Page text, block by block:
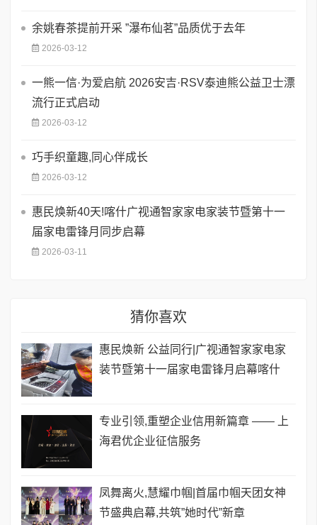
余姚春茶提前开采 ”瀑布仙茗”品质优于去年
2026-03-12
一熊一信·为爱启航 2026安吉·RSV泰迪熊公益卫士漂
流行正式启动
2026-03-12
巧手织童趣,同心伴成长
2026-03-12
惠民焕新40天!喀什广视通智家家电家装节暨第十一
届家电雷锋月同步启幕
2026-03-11
猜你喜欢
惠民焕新 公益同行|广视通智家家电家
装节暨第十一届家电雷锋月启幕喀什
专业引领,重塑企业信用新篇章 —— 上
海君优企业征信服务
凤舞离火,慧耀巾帼|首届巾帼天团女神
节盛典启幕,共筑”她时代”新章